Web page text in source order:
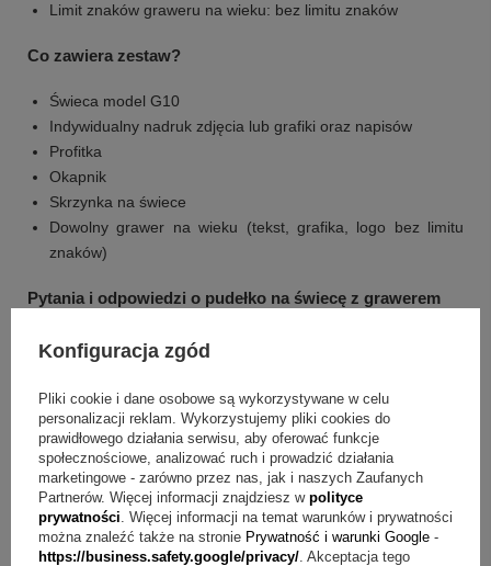
Limit znaków graweru na wieku: bez limitu znaków
Co zawiera zestaw?
Świeca model G10
Indywidualny nadruk zdjęcia lub grafiki oraz napisów
Profitka
Okapnik
Skrzynka na świece
Dowolny grawer na wieku (tekst, grafika, logo bez limitu
znaków)
Pytania i odpowiedzi o pudełko na świecę z grawerem
Pytanie:Jakie treści można umieścić na świecy?
materiale w górnej części i może on obejmować zdjęcie
dziecka lub dowolną grafikę oraz napisy.
Pytanie:Jak wykonywany jest grawer na skrzynce?
Odpowiedź: Grawerunek na górze skrzynki wykonujemy
metodą laserową, opisywaną jako trwała i nieścieralna.
Konfiguracja zgód
Pliki cookie i dane osobowe są wykorzystywane w celu
personalizacji reklam. Wykorzystujemy pliki cookies do
prawidłowego działania serwisu, aby oferować funkcje
społecznościowe, analizować ruch i prowadzić działania
marketingowe - zarówno przez nas, jak i naszych Zaufanych
Partnerów. Więcej informacji znajdziesz w polityce
prywatności. Więcej informacji na temat warunków i prywatności
można znaleźć także na stronie Prywatność i warunki Google -
https://business.safety.google/privacy/. Akceptacja tego